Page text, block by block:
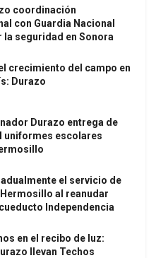
coordinación
con Guardia Nacional
la seguridad en Sonora
crecimiento del campo en
Durazo
Durazo entrega de
uniformes escolares
el servicio de
al reanudar
Independencia
en el recibo de luz:
llevan Techos